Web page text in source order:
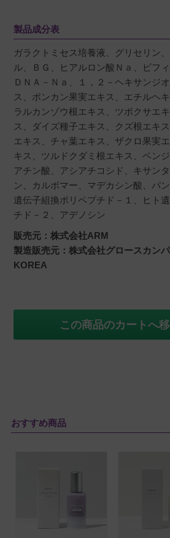
製品成分表
ガラクトミセス培養液、グリセリン
ル、ＢＧ、ヒアルロン酸Ｎａ、ビフ
ＤＮＡ－Ｎａ、１，２－ヘキサンジ
ス、ポンカン果実エキス、エチルヘ
ラルカンゾウ根エキス、ツボクサエ
ス、ダイズ種子エキス、クズ根エキ
エキス、チャ葉エキス、ザクロ果実
キス、ツルドクダミ根エキス、ベン
アチン酸、アシアチコシド、キサン
ン、カルボマー、マデカシン酸、パ
遺伝子組換ポリペプチド－１、ヒト
チド－２、アデノシン
販売元：株式会社ARM
製造販売元：株式会社グロースカン
KOREA
この商品のカートへ
おすすめ商品